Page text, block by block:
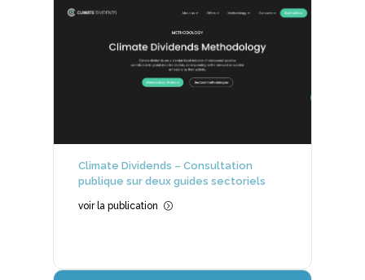
Climate Dividends – Consultation
publique sur deux guides sectoriels
voir la publication =